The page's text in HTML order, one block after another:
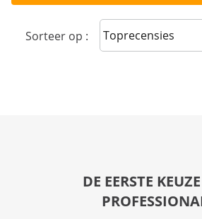
Sorteer op : Sort reviews
DE EERSTE